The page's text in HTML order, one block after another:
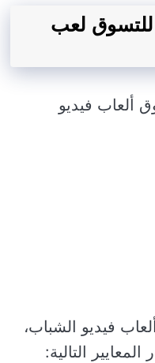
لعب
ألعاب فيديو
فيديو الشباب،
التالية: